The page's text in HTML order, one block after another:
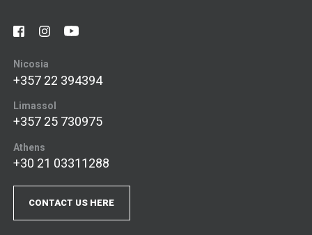
Nicosia
+357 22 394394
Limassol
+357 25 730975
Athens
+30 21 03311288
CONTACT US HERE